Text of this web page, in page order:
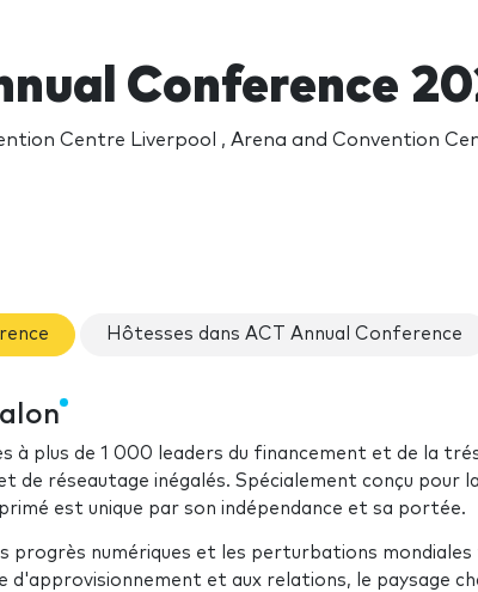
Conference
Centre Liverpool , Arena and Convention
Hôtesses dans ACT Annual Conference
à plus de 1 000 leaders du financement et de la
de réseautage inégalés. Spécialement conçu pour
est unique par son indépendance et sa portée.
progrès numériques et les perturbations
d'approvisionnement et aux relations, le paysage